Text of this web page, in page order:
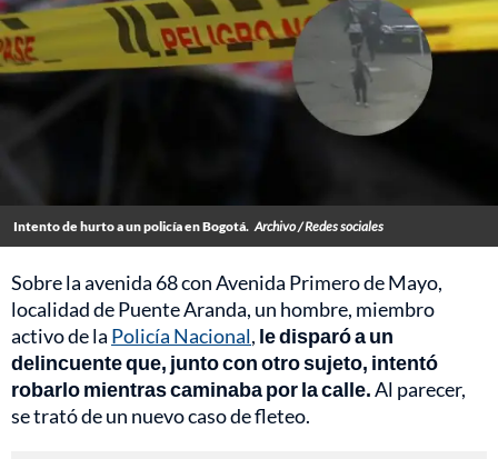
Intento de hurto a un policía en Bogotá. Archivo / Redes sociales
Sobre la avenida 68 con Avenida Primero de Mayo,
localidad de Puente Aranda, un hombre, miembro
activo de la Policía Nacional, le disparó a un
delincuente que, junto con otro sujeto, intentó
robarlo mientras caminaba por la calle.Al parecer,
se trató de un nuevo caso de fleteo.